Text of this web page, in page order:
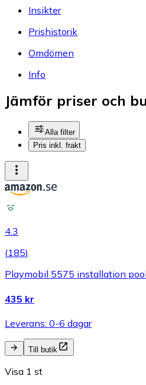
Insikter
Prishistorik
Omdömen
Info
Jämför priser och
Alla filter
Pris inkl. frakt
4.3
(185)
Playmobil 5575 installation pool
435 kr
Leverans: 0-6 dagar
Till butik
Visa 1 st